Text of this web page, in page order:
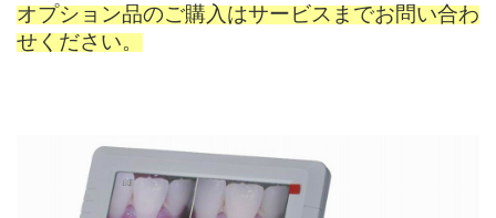
オプション品のご購入はサービスまでお問い合わ
せください。